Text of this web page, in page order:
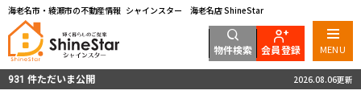
海老名市・綾瀬市の不動産情報 シャインスター 海老名店 ShineStar
物件検索 会員登録 MENU
931 件ただいま公開 2026.08.06更新